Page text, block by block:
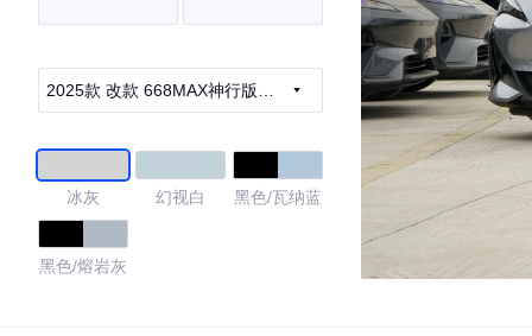
2025款 改款 668MAX神行版
冰灰 幻视白 黑色/瓦纳蓝
黑色/熔岩灰